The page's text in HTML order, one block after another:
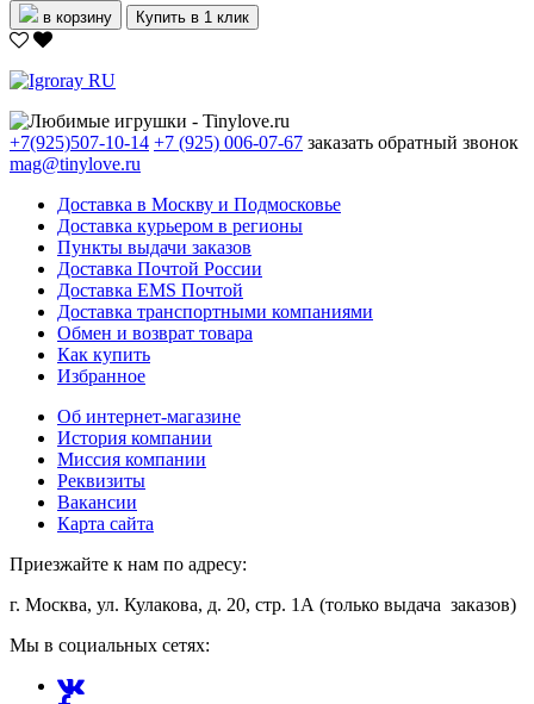
в корзину Купить в 1 клик
+7(925)507-10-14 +7 (925) 006-07-67 заказать обратный звонок
mag@tinylove.ru
Доставка в Москву и Подмосковье
Доставка курьером в регионы
Пункты выдачи заказов
Доставка Почтой России
Доставка EMS Почтой
Доставка транспортными компаниями
Обмен и возврат товара
Как купить
Избранное
Об интернет-магазине
История компании
Миссия компании
Реквизиты
Вакансии
Карта сайта
Приезжайте к нам по адресу:
г. Москва, ул. Кулакова, д. 20, стр. 1А (только выдача заказов)
Мы в социальных сетях: